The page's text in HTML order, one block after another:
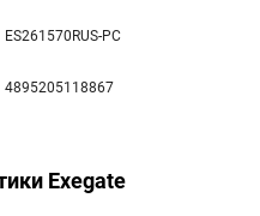
ES261570RUS-PC
4895205118867
Exegate